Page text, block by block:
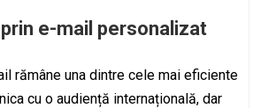
e-mail personalizat
rămâne una dintre cele mai eficiente
cu o audiență internațională, dar